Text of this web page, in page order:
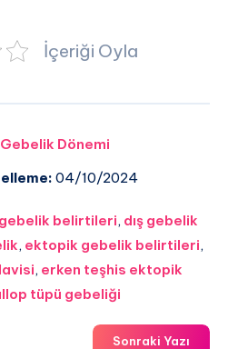
İçeriği Oyla
Gebelik Dönemi
04/10/2024
gebelik belirtileri, dış gebelik
, ektopik gebelik belirtileri,
, erken teşhis ektopik
tüpü gebeliği
Sonraki Yazı